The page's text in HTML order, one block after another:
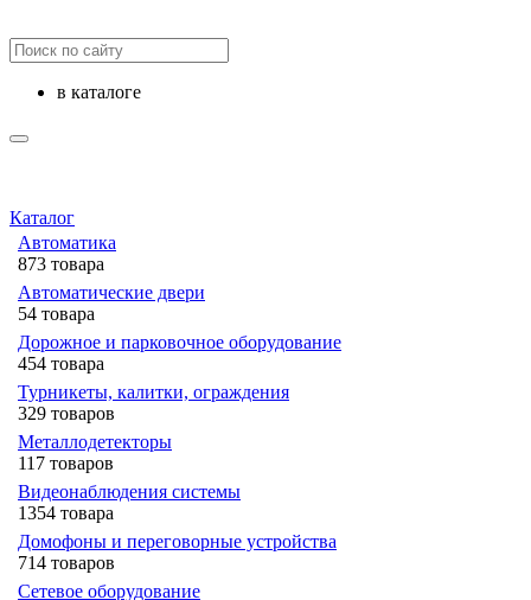
в каталоге
Каталог
Автоматика
873 товара
Автоматические двери
54 товара
Дорожное и парковочное оборудование
454 товара
Турникеты, калитки, ограждения
329 товаров
Металлодетекторы
117 товаров
Видеонаблюдения cистемы
1354 товара
Домофоны и переговорные устройства
714 товаров
Сетевое оборудование